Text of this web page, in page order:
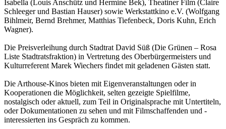
Isabella (Louis Anschütz und Hermine Bek), Theatiner Film (Claire
Schleeger und Bastian Hauser) sowie Werkstattkino e.V. (Wolfgang
Bihlmeir, Bernd Brehmer, Matthias Tiefenbeck, Doris Kuhn, Erich
Wagner).
Die Preisverleihung durch Stadtrat David Süß (Die Grünen – Rosa
Liste Stadtratsfraktion) in Vertretung des Oberbürgermeisters und
Kulturreferent Marek Wiechers findet mit geladenen Gästen statt.
Die Arthouse-Kinos bieten mit Eigenveranstaltungen oder in
Kooperationen die Möglichkeit, selten gezeigte Spielfilme,
nostalgisch oder aktuell, zum Teil in Originalsprache mit Untertiteln,
oder Dokumentationen zu sehen und mit Filmschaffenden und -
interessierten ins Gespräch zu kommen.